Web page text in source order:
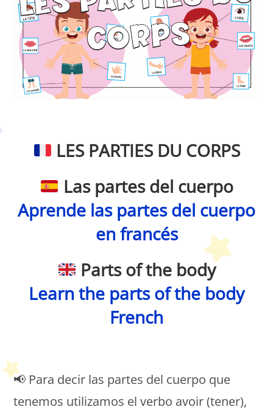
LES PARTIES DU CORPS
Las partes del cuerpo
Aprende las partes del cuerpo
en francés
Parts of the body
Learn the parts of the body
French
📢 Para decir las partes del cuerpo que
tenemos utilizamos el verbo avoir (tener),